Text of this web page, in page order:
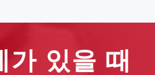
가 있을 때